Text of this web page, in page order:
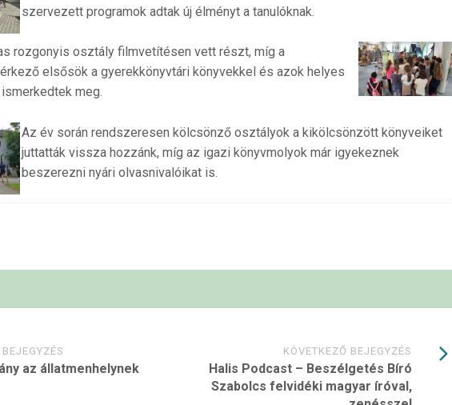
szervezett programok adtak új élményt a tanulóknak.
rozgonyis osztály filmvetítésen vett részt, míg a
elsősök a gyerekkönyvtári könyvekkel és azok helyes
meg.
Az év során rendszeresen kölcsönző osztályok a kikölcsönzött könyveiket
juttatták vissza hozzánk, míg az igazi könyvmolyok már igyekeznek
beszerezni nyári olvasnivalóikat is.
az állatmenhelynek
KÖVETKEZŐ BEJEGYZÉS
Halis Podcast – Beszélgetés Bíró
Szabolcs felvidéki magyar íróval,